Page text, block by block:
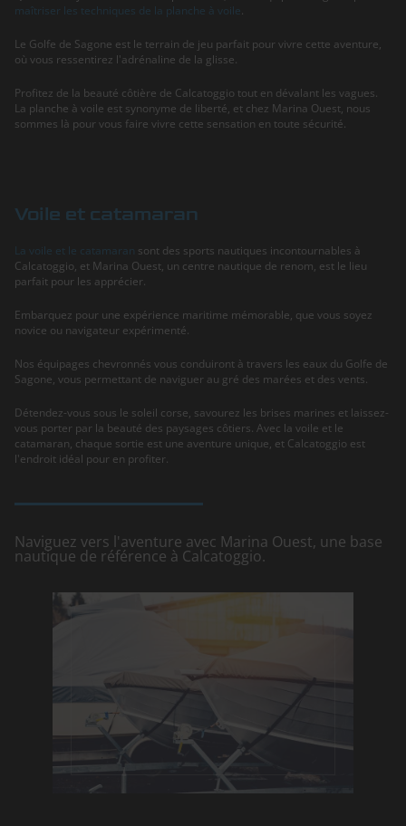
maîtriser les techniques de la planche à voile.
Le Golfe de Sagone est le terrain de jeu parfait pour vivre cette aventure,
où vous ressentirez l'adrénaline de la glisse.
Profitez de la beauté côtière de Calcatoggio tout en dévalant les vagues.
La planche à voile est synonyme de liberté, et chez Marina Ouest, nous
sommes là pour vous faire vivre cette sensation en toute sécurité.
Voile et catamaran
La voile et le catamaran sont des sports nautiques incontournables à
Calcatoggio, et Marina Ouest, un centre nautique de renom, est le lieu
parfait pour les apprécier.
Embarquez pour une expérience maritime mémorable, que vous soyez
novice ou navigateur expérimenté.
Nos équipages chevronnés vous conduiront à travers les eaux du Golfe de
Sagone, vous permettant de naviguer au gré des marées et des vents.
Détendez-vous sous le soleil corse, savourez les brises marines et laissez-
vous porter par la beauté des paysages côtiers. Avec la voile et le
catamaran, chaque sortie est une aventure unique, et Calcatoggio est
l'endroit idéal pour en profiter.
Naviguez vers l'aventure avec Marina Ouest, une base
nautique de référence à Calcatoggio.